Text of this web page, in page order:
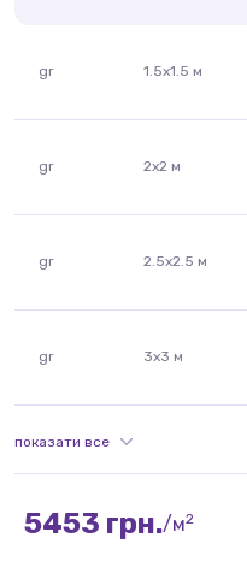
gr 1.5x1.5 м
gr 2x2 м
gr 2.5x2.5 м
gr 3x3 м
показати все
5453 грн./м2